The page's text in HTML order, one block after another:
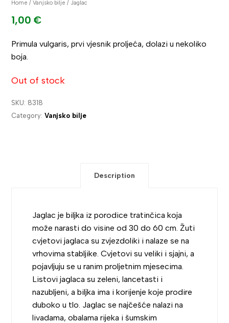
Home /Vanjsko bilje / Jaglac
1,00 €
Primula vulgaris, prvi vjesnik proljeća, dolazi u nekoliko
boja.
Out of stock
SKU: 8318
Category:Vanjsko bilje
Description
Jaglac je biljka iz porodice tratinčica koja
može narasti do visine od 30 do 60 cm. Žuti
cvjetovi jaglaca su zvjezdoliki i nalaze se na
vrhovima stabljike. Cvjetovi su veliki i sjajni, a
pojavljuju se u ranim proljetnim mjesecima.
Listovi jaglaca su zeleni, lancetasti i
nazubljeni, a biljka ima i korijenje koje prodire
duboko u tlo. Jaglac se najčešće nalazi na
livadama, obalama rijeka i šumskim